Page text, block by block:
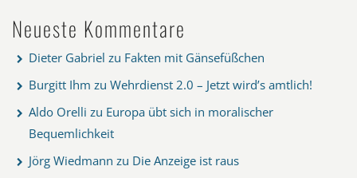
Neueste Kommentare
Dieter Gabriel zu Fakten mit Gänsefüßchen
Burgitt Ihm zu Wehrdienst 2.0 – Jetzt wird’s amtlich!
Aldo Orelli zu Europa übt sich in moralischer
Bequemlichkeit
Jörg Wiedmann zu Die Anzeige ist raus